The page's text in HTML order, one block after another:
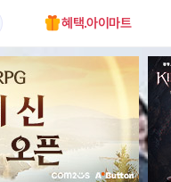
혜택.아이마트